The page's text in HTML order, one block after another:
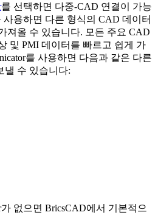
를 선택하면 다중-CAD 연결이 가능
사용하면 다른 형식의 CAD 데이터
져올 수 있습니다. 모든 주요 CAD
및 PMI 데이터를 빠르고 쉽게 가
를 사용하면 다음과 같은 다른
낼 수 있습니다:
없으면 BricsCAD에서 기본적으